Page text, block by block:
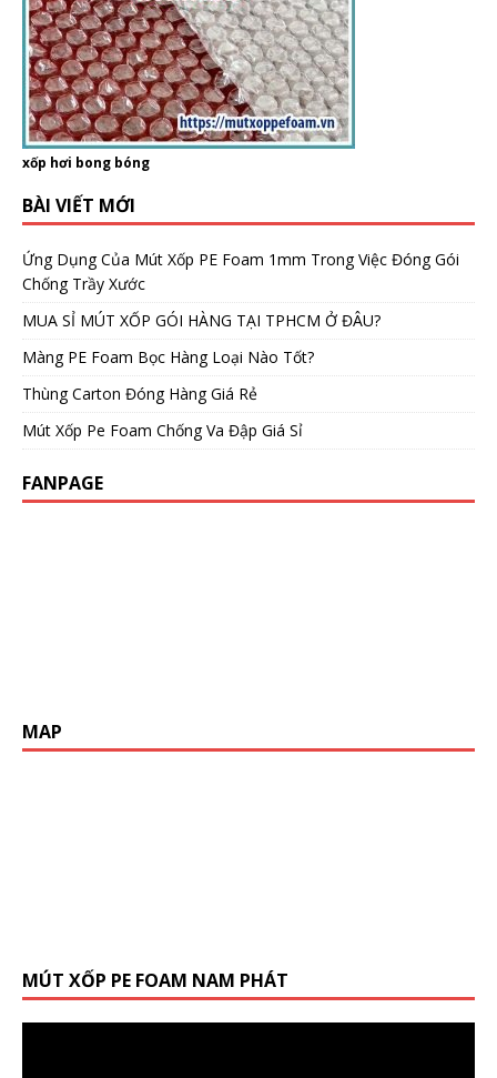
xốp hơi bong bóng
BÀI VIẾT MỚI
Ứng Dụng Của Mút Xốp PE Foam 1mm Trong Việc Đóng Gói
Chống Trầy Xước
MUA SỈ MÚT XỐP GÓI HÀNG TẠI TPHCM Ở ĐÂU?
Màng PE Foam Bọc Hàng Loại Nào Tốt?
Thùng Carton Đóng Hàng Giá Rẻ
Mút Xốp Pe Foam Chống Va Đập Giá Sỉ
FANPAGE
MAP
MÚT XỐP PE FOAM NAM PHÁT